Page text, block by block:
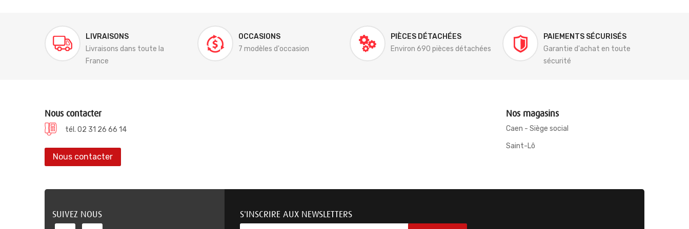
LIVRAISONS
Livraisons dans toute la
France
OCCASIONS
7 modèles d'occasion
PIÈCES DÉTACHÉES
Environ 690 pièces détachées
PAIEMENTS SÉCURISÉS
Garantie d'achat en toute
sécurité
Nous contacter
tél. 02 31 26 66 14
Nous contacter
Nos magasins
Caen - Siège social
Saint-Lô
SUIVEZ NOUS S'INSCRIRE AUX NEWSLETTERS